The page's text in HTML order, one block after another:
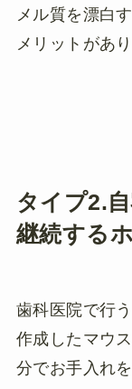
メル質を漂白
メリットがあり
タイプ2.
継続する
歯科医院で行
作成したマウ
分でお手入れ